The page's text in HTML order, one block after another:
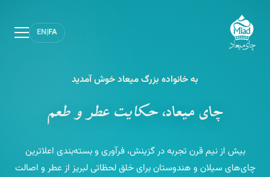
FA
|
EN
به خانواده بزرگ میعاد خوش آمدید
چای میعاد،حکایت عطر و طعم
بیش از نیم قرن تجربه در گزینش، فرآوری و بسته‌بندی اعلاترین
چای‌های سیلان و هندوستان برای خلق لحظاتی لبریز از عطر و اصالت